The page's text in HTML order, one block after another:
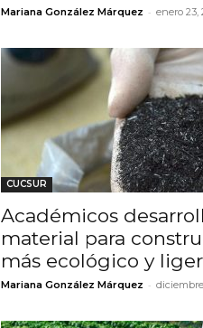
Mariana González Márquez - enero 23,
CUCSUR
Académicos
material para
más ecológico y
Mariana González Márquez - diciembre